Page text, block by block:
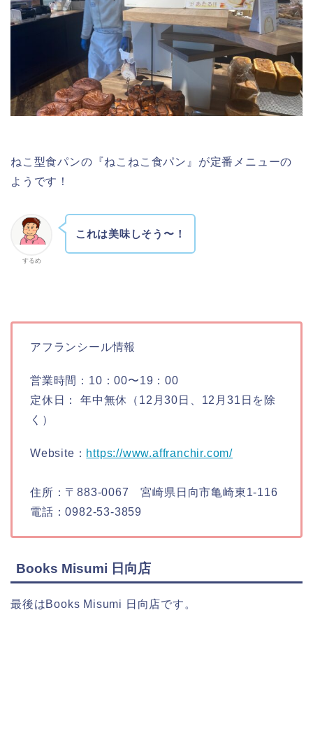
ねこ型食パンの『ねこねこ食パン』が定番メニューの
ようです！
するめ
これは美味しそう〜！
アフランシール情報
営業時間：10：00〜19：00
定休日： 年中無休（12月30日、12月31日を除
く）
Website： https://www.affranchir.com/
住所：〒883-0067 宮崎県日向市亀崎東1-116
電話：0982-53-3859
Books Misumi 日向店
最後はBooks Misumi 日向店です。